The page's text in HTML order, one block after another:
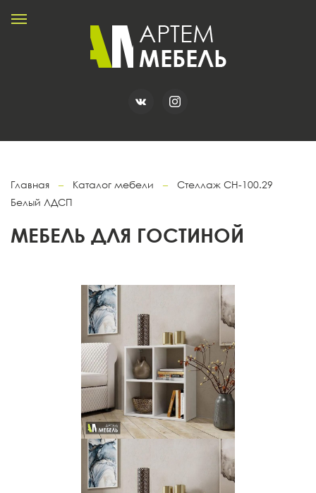
Главная – Каталог мебели –
Стеллаж CH-100.29
Белый ЛДСП
МЕБЕЛЬ ДЛЯ ГОСТИНОЙ